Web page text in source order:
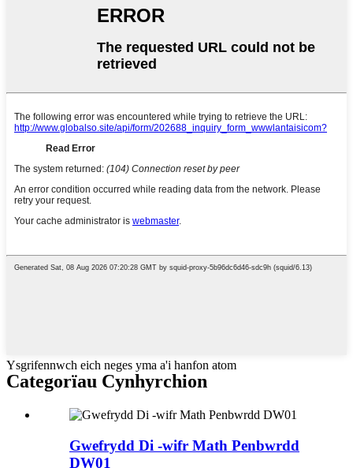
Ysgrifennwch eich neges yma a'i hanfon atom
Categorïau Cynhyrchion
Gwefrydd Di -wifr Math Penbwrdd
DW01